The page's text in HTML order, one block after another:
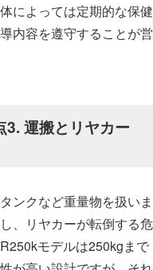
によっては定期的な保健
内容を遵守することが営
3. 運搬とリヤカー
ンクなど重量物を扱いま
、リヤカーが転倒する危
モデルは250kgまで